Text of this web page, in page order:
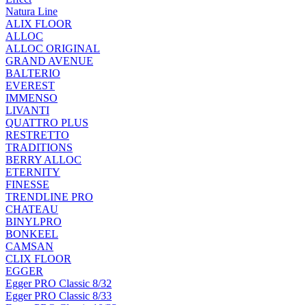
Natura Line
ALIX FLOOR
ALLOC
ALLOC ORIGINAL
GRAND AVENUE
BALTERIO
EVEREST
IMMENSO
LIVANTI
QUATTRO PLUS
RESTRETTO
TRADITIONS
BERRY ALLOC
ETERNITY
FINESSE
TRENDLINE PRO
CHATEAU
BINYLPRO
BONKEEL
CAMSAN
CLIX FLOOR
EGGER
Egger PRO Classic 8/32
Egger PRO Classic 8/33